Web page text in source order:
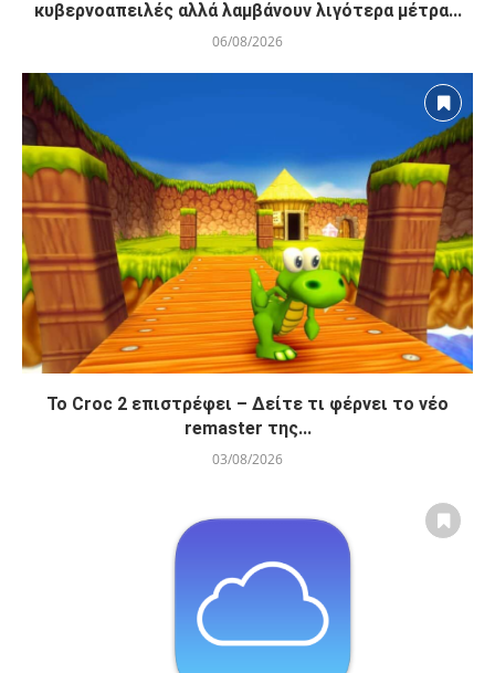
κυβερνοαπειλές αλλά λαμβάνουν λιγότερα μέτρα...
06/08/2026
Το Croc 2 επιστρέφει – Δείτε τι φέρνει το νέο
remaster της...
03/08/2026